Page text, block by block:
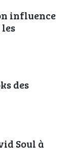
influence
des
Soul à